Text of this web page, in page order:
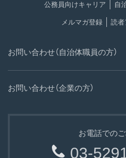
公務員向けキャリア 自
メルマガ登録 読者
お問い合わせ（自治体職員の方）
お問い合わせ（企業の方）
お電話での
03-